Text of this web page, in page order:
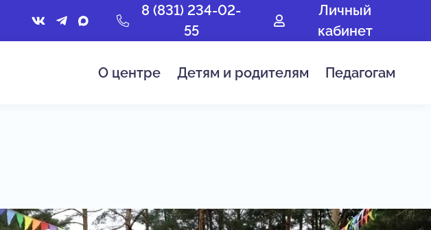
8 (831) 234-02-
55
Личный
кабинет
О центре Детям и родителям Педагогам